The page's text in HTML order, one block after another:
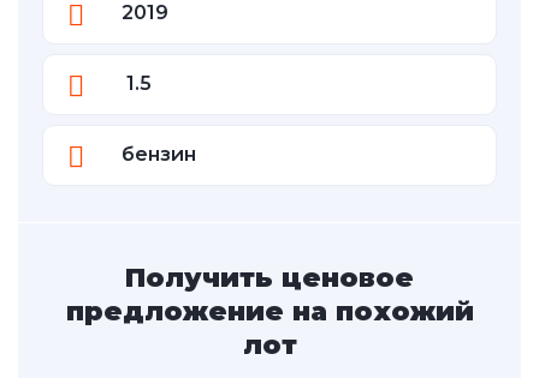
2019
1.5
бензин
Получить ценовое
предложение на похожий
лот